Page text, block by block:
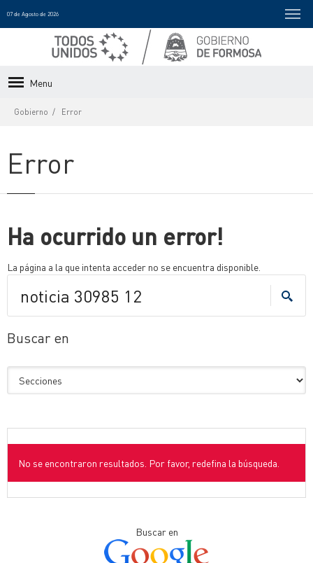
07 de Agosto de 2026
Menu
Gobierno Error
Error
Ha ocurrido un error!
La página a la que intenta acceder no se encuentra disponible.
Buscar en
No se encontraron resultados. Por favor, redefina la búsqueda.
Buscar en